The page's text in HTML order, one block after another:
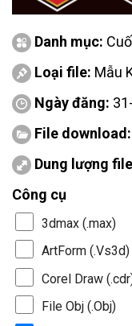
Danh mục:
Loại file: Mẫu
Ngày đăng:
File download:
Dung lượng
Công cụ
3dmax (.max)
ArtForm (.Vs3d)
Corel Draw
File Obj (.Obj)